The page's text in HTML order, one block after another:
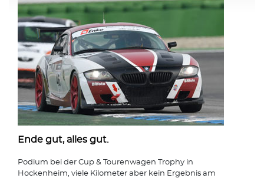
Ende gut, alles gut.
Podium bei der Cup & Tourenwagen Trophy in
Hockenheim, viele Kilometer aber kein Ergebnis am